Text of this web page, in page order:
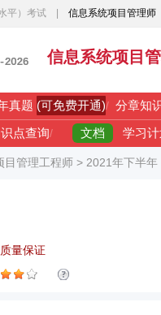
平）考试 信息系统项目管理师
信息系统项目
真题 (可免费开通)/ 分章知
点查询/ 文档 学习
目管理工程师 > 2021年下半
量保证